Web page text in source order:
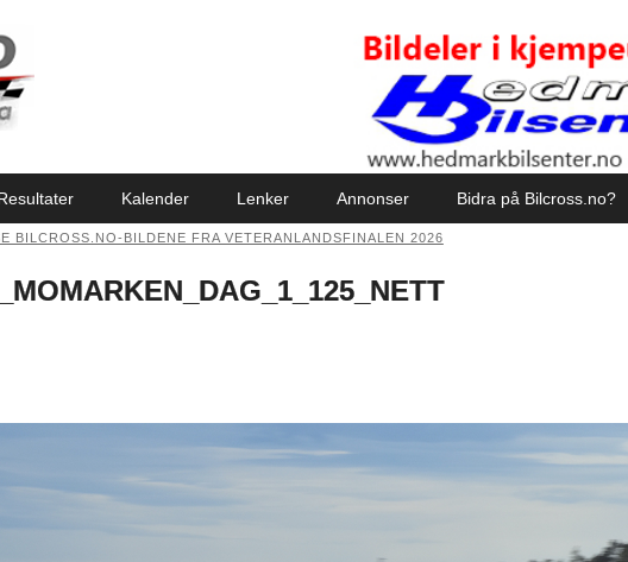
Kalender Lenker Annonser Bidra på Bilcross.no?
BILCROSS.NO-BILDENE FRA VETERANLANDSFINALEN 2026